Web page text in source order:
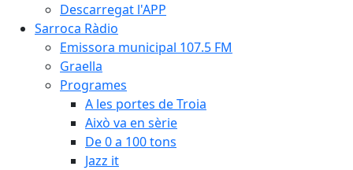
Descarregat l'APP
Sarroca Ràdio
Emissora municipal 107.5 FM
Graella
Programes
A les portes de Troia
Això va en sèrie
De 0 a 100 tons
Jazz it